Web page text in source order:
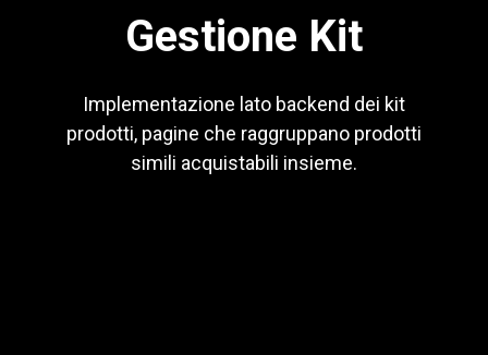
Gestione Kit
Implementazione lato backend dei kit
prodotti, pagine che raggruppano prodotti
simili acquistabili insieme.